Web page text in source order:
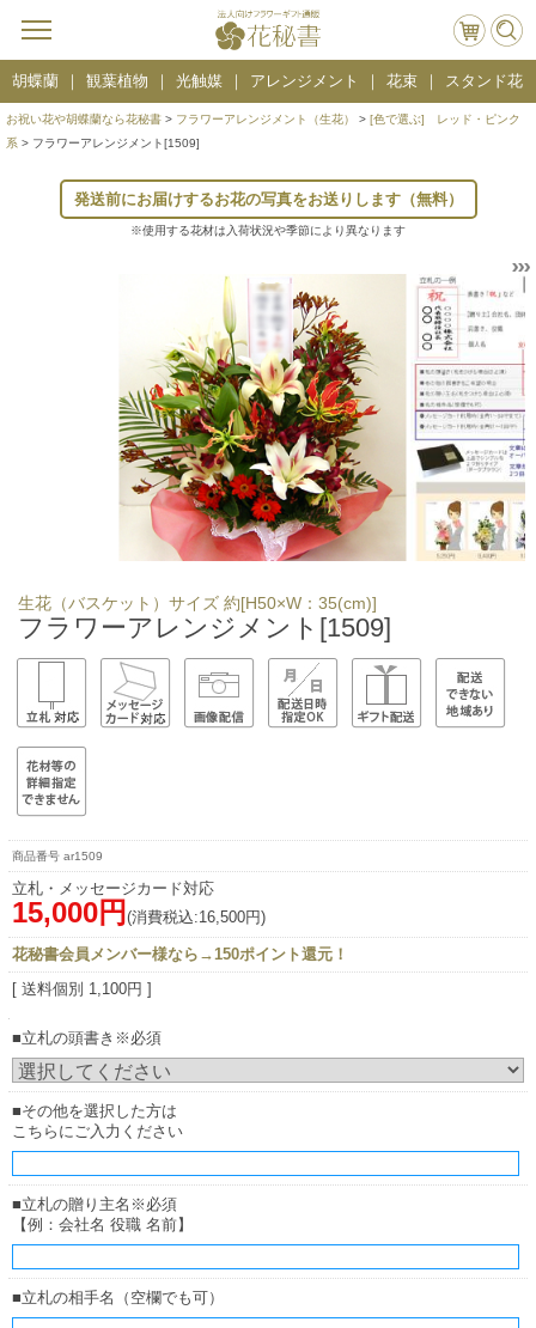
胡蝶蘭 観葉植物 光触媒 アレンジメント 花束 スタンド花
お祝い花や胡蝶蘭なら花秘書 > フラワーアレンジメント（生花） > [色で選ぶ] レッド・ピンク
系 > フラワーアレンジメント[1509]
発送前にお届けするお花の写真をお送りします（無料）
※使用する花材は入荷状況や季節により異なります
生花（バスケット）サイズ 約[H50×W：35(cm)]
フラワーアレンジメント[1509]
ar1509
立札・メッセージカード対応
15,000円 (消費税込:16,500円)
花秘書会員メンバー様なら→150ポイント還元！
[ 送料個別 1,100円 ]
■立札の頭書き※必須
■その他を選択した方は
こちらにご入力ください
■立札の贈り主名※必須
【例：会社名 役職 名前】
■立札の相手名（空欄でも可）